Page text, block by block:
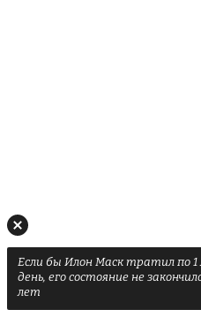
Если бы Илон Маск тратил по 1
день, его состояние не
лет